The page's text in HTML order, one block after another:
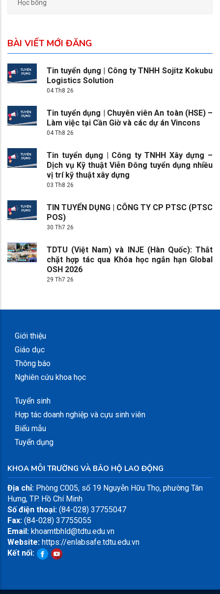
Học bổng
BÀI VIẾT MỚI ĐĂNG
Tin tuyển dụng | Công ty TNHH Sojitz Kokubu
Logistics Solution
04 Th8 26
Tin tuyển dụng | Chuyên viên An toàn (HSE) –
Làm việc tại Cần Giờ và các dự án Vincons
04 Th8 26
Tin tuyển dụng | Công ty TNHH Xây dựng –
Dịch vụ Kỹ thuật Viễn Đông tuyển dụng nhiều
vị trí kỹ thuật xây dựng
03 Th8 26
TIN TUYỂN DỤNG | CÔNG TY CP PTSC (PTSC
POS)
30 Th7 26
TDTU (Việt Nam) và INJE (Hàn Quốc): Thắt
chặt hợp tác qua Khóa học ngắn hạn Global
OSH 2026
29 Th7 26
Giới thiệu
Giáo dục
Thông báo
Nghiên cứu khoa học
Tuyển sinh
Hợp tác doanh nghiệp và cựu sinh viên
Biểu mẫu
Tuyển dụng
KHOA MÔI TRƯỜNG VÀ BẢO HỘ LAO ĐỘNG
Địa chỉ: Phòng C005, số 19 Nguyễn Hữu Thọ, phường Tân
Hưng, TP. Hồ Chí Minh
Số điện thoại: (84-028) 37755047
Fax: (84-028) 37755055
Email: khoamtbhld@tdtu.edu.vn
Website: https://enlabsafe.tdtu.edu.vn
Kết nối: